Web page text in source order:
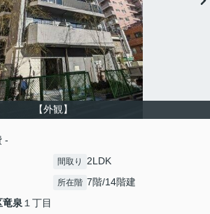
【外観】
-
間取り 2LDK
所在階 7階/14階建
竜泉１丁目